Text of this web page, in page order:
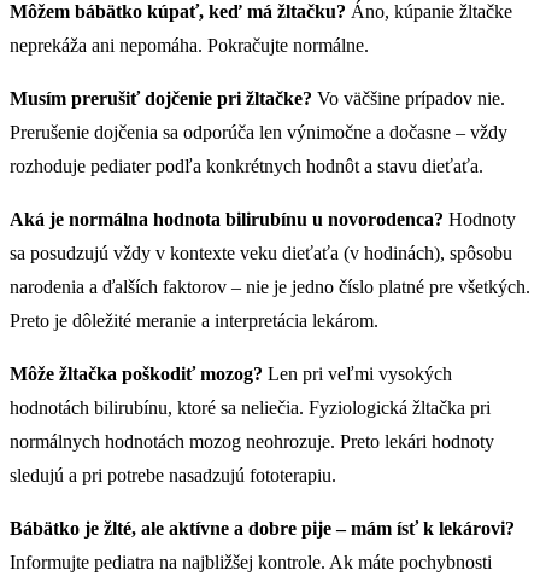
Môžem bábätko kúpať, keď má žltačku? Áno, kúpanie žltačke
neprekáža ani nepomáha. Pokračujte normálne.
Musím prerušiť dojčenie pri žltačke? Vo väčšine prípadov nie.
Prerušenie dojčenia sa odporúča len výnimočne a dočasne – vždy
rozhoduje pediater podľa konkrétnych hodnôt a stavu dieťaťa.
Aká je normálna hodnota bilirubínu u novorodenca? Hodnoty
sa posudzujú vždy v kontexte veku dieťaťa (v hodinách), spôsobu
narodenia a ďalších faktorov – nie je jedno číslo platné pre všetkých.
Preto je dôležité meranie a interpretácia lekárom.
Môže žltačka poškodiť mozog? Len pri veľmi vysokých
hodnotách bilirubínu, ktoré sa neliečia. Fyziologická žltačka pri
normálnych hodnotách mozog neohrozuje. Preto lekári hodnoty
sledujú a pri potrebe nasadzujú fototerapiu.
Bábätko je žlté, ale aktívne a dobre pije – mám ísť k lekárovi?
Informujte pediatra na najbližšej kontrole. Ak máte pochybnosti